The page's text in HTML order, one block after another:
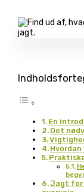
En
Det
Jagt for